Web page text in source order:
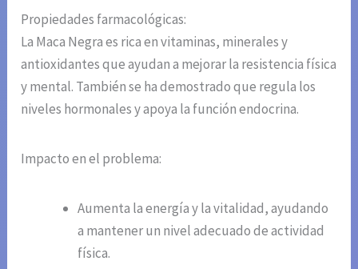
Propiedades farmacológicas:
La Maca Negra es rica en vitaminas, minerales y
antioxidantes que ayudan a mejorar la resistencia física
y mental. También se ha demostrado que regula los
niveles hormonales y apoya la función endocrina.
Impacto en el problema:
Aumenta la energía y la vitalidad, ayudando
a mantener un nivel adecuado de actividad
física.